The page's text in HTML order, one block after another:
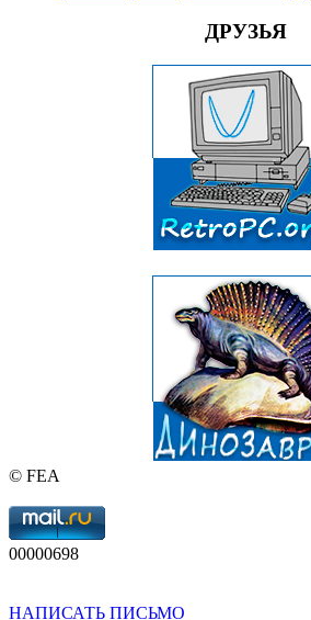
ДРУЗЬЯ
© FEA
00000698
НАПИСАТЬ ПИСЬМО